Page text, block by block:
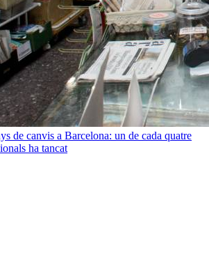
de canvis a Barcelona: un de cada quatre
ha tancat